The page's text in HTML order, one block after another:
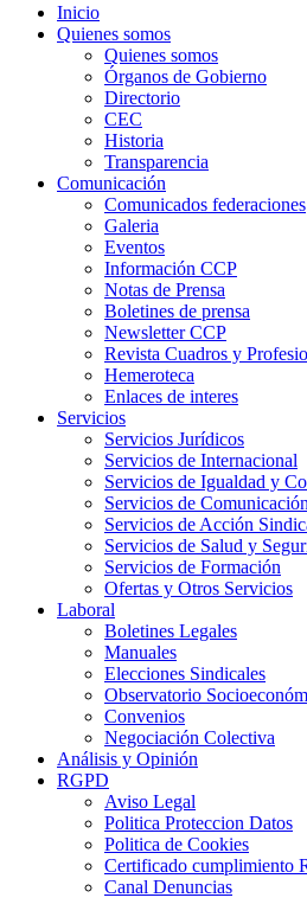
Inicio
Quienes somos
Quienes somos
Órganos de Gobierno
Directorio
CEC
Historia
Transparencia
Comunicación
Comunicados federaciones
Galeria
Eventos
Información CCP
Notas de Prensa
Boletines de prensa
Newsletter CCP
Revista Cuadros y
Hemeroteca
Enlaces de interes
Servicios
Servicios Jurídicos
Servicios de Internacional
Servicios de Igualdad y
Servicios de Comunicación
Servicios de Acción
Servicios de Salud y
Servicios de Formación
Ofertas y Otros Servicios
Laboral
Boletines Legales
Manuales
Elecciones Sindicales
Observatorio
Convenios
Negociación Colectiva
Análisis y Opinión
RGPD
Aviso Legal
Politica Proteccion Datos
Politica de Cookies
Certificado cumplimiento
Canal Denuncias